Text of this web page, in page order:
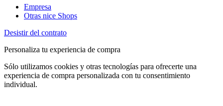
Empresa
Otras nice Shops
Desistir del contrato
Personaliza tu experiencia de compra
Sólo utilizamos cookies y otras tecnologías para ofrecerte una
experiencia de compra personalizada con tu consentimiento
individual.